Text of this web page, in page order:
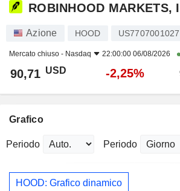
ROBINHOOD MARKETS,
Azione HOOD US7707001027
Mercato chiuso - Nasdaq 22:00:00 06/08/2026
90,71 USD -2,25%
Grafico
Periodo Periodo
HOOD: Grafico dinamico